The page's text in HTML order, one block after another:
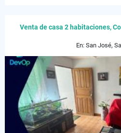
Venta de casa 2 habitaciones,
En: San José,